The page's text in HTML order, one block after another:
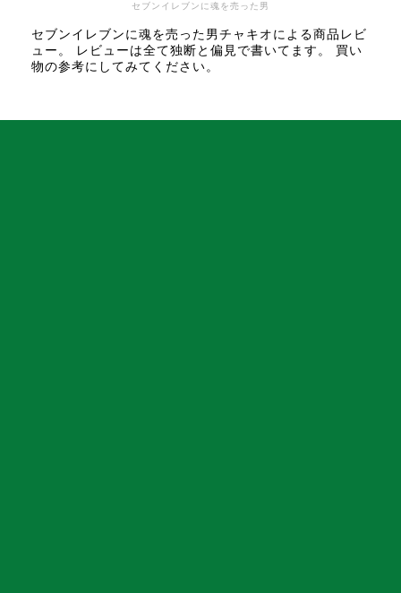
セブンイレブンに魂を売った男
セブンイレブンに魂を売った男チャキオによる商品レビ
ュー。 レビューは全て独断と偏見で書いてます。 買い
物の参考にしてみてください。